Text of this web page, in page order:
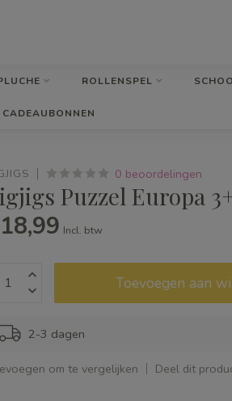
ROLLENSPEL
CADEAUBONNEN
0 beoordelingen
Puzzel Europa
Incl. btw
Toevoegen aan
2-3 dagen
om te vergelijken Deel dit